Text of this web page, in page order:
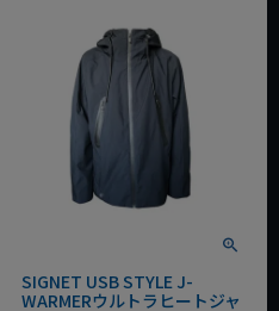
SIGNET USB STYLE J-
WARMERウルトラヒートジャ